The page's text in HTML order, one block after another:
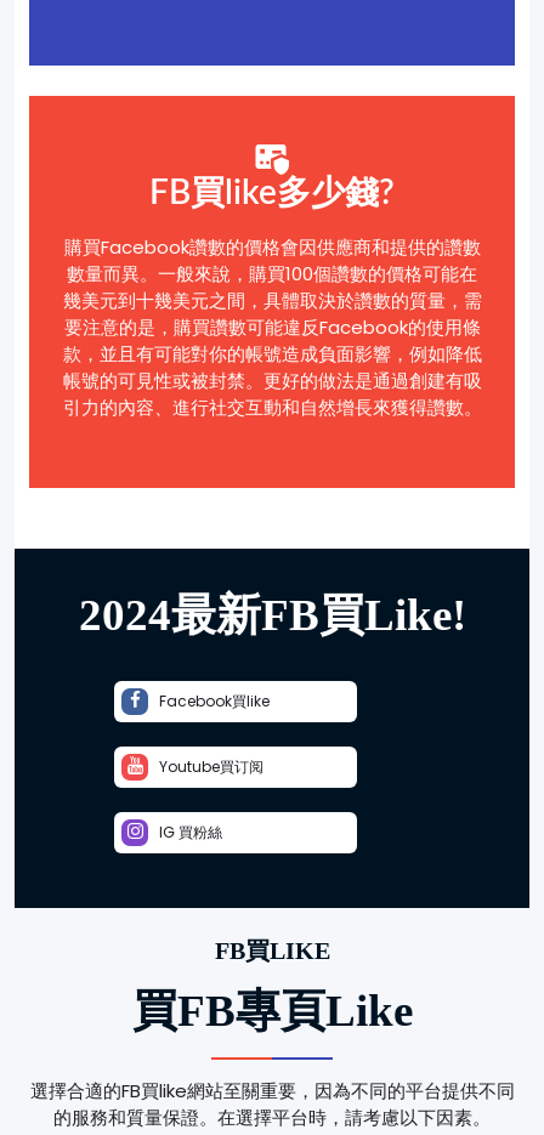
FB買like多少錢?
購買Facebook讚數的價格會因供應商和提供的讚數
數量而異。一般來說，購買100個讚數的價格可能在
幾美元到十幾美元之間，具體取決於讚數的質量，需
要注意的是，購買讚數可能違反Facebook的使用條
款，並且有可能對你的帳號造成負面影響，例如降低
帳號的可見性或被封禁。更好的做法是通過創建有吸
引力的內容、進行社交互動和自然增長來獲得讚數。
2024最新FB買Like!
Facebook買like
Youtube買订阅
IG 買粉絲
FB買LIKE
買FB專頁like
選擇合適的FB買like網站至關重要，因為不同的平台提供不同
的服務和質量保證。在選擇平台時，請考慮以下因素。